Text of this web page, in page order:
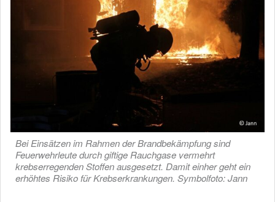
Bei Einsätzen im Rahmen der Brandbekämpfung sind
Feuerwehrleute durch giftige Rauchgase vermehrt
krebserregenden Stoffen ausgesetzt. Damit einher geht ein
erhöhtes Risiko für Krebserkrankungen. Symbolfoto: Jann